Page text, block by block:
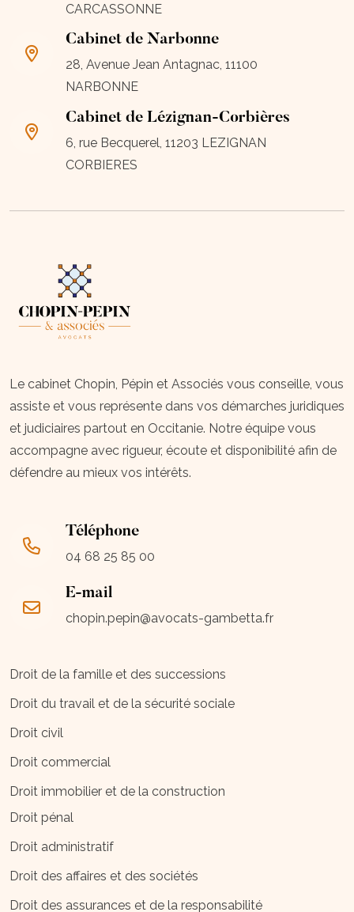
CARCASSONNE
Cabinet de Narbonne
28, Avenue Jean Antagnac, 11100
NARBONNE
Cabinet de Lézignan-Corbières
6, rue Becquerel, 11203 LEZIGNAN
CORBIERES
Le cabinet Chopin, Pépin et Associés vous conseille, vous
assiste et vous représente dans vos démarches juridiques
et judiciaires partout en Occitanie. Notre équipe vous
accompagne avec rigueur, écoute et disponibilité afin de
défendre au mieux vos intérêts.
Droit de la famille et des successions
Droit du travail et de la sécurité sociale
Droit civil
Droit commercial
Droit immobilier et de la construction
Droit pénal
Droit administratif
Droit des affaires et des sociétés
Droit des assurances et de la responsabilité
Téléphone
04 68 25 85 00
E-mail
chopin.pepin@avocats-gambetta.fr